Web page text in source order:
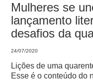
Mulheres se
lançamento
desafios da
24/07/2020
Lições de uma
Esse é o conteúdo do